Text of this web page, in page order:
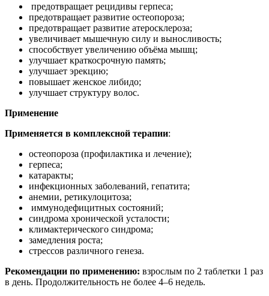
предотвращает рецидивы герпеса;
предотвращает развитие остеопороза;
предотвращает развитие атеросклероза;
увеличивает мышечную силу и выносливость;
способствует увеличению объёма мышц;
улучшает краткосрочную память;
улучшает эрекцию;
повышает женское либидо;
улучшает структуру волос.
Применение
Применяется в комплексной терапии:
остеопороза (профилактика и лечение);
герпеса;
катаракты;
инфекционных заболеваний, гепатита;
анемии, ретикулоцитоза;
иммунодефицитных состояний;
синдрома хронической усталости;
климактерического синдрома;
замедления роста;
стрессов различного генеза.
Рекомендации по применению: взрослым по 2 таблетки 1 раз
в день. Продолжительность не более 4–6 недель.